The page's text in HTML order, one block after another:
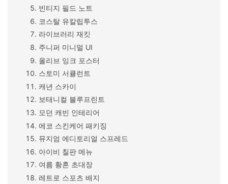
빈티지 필드 노트
코스탈 유칼립투스
라이브러리 재킷
주니퍼 미니멀 UI
올리브 잉크 포스터
스토미 서큘런트
캐년 스카이
보태니컬 블루프린트
모던 캐빈 인테리어
에코 스킨케어 패키징
뮤지엄 에디토리얼 스프레드
아이비 칠판 메뉴
여름 황혼 초대장
레트로 스포츠 배지